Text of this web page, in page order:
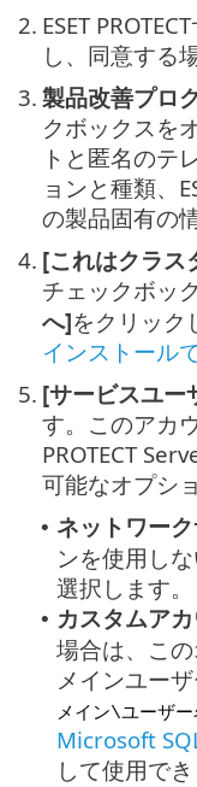
2. ESET
し、同意する
3. 製品改善プロ
クボックスを
トと匿名のテ
ョンと種類、
の製品固有の
4. [これはクラス
チェックボッ
へ]をクリック
インストール
5. [サービスユー
す。このアカ
PROTECT
可能なオプシ
• ネットワー
ンを使用し
選択します。
• カスタムア
場合は、こ
メインユー
メイン\ユーザー
Microsoft
して使用でき